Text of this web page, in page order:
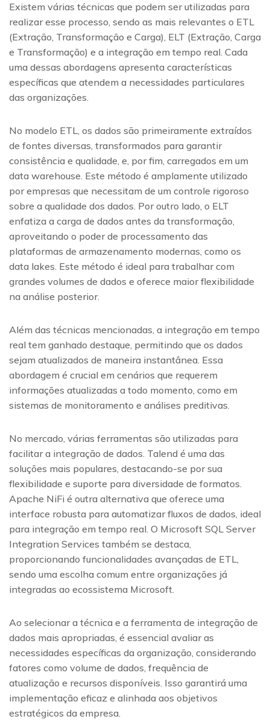
Existem várias técnicas que podem ser utilizadas para
realizar esse processo, sendo as mais relevantes o ETL
(Extração, Transformação e Carga), ELT (Extração, Carga
e Transformação) e a integração em tempo real. Cada
uma dessas abordagens apresenta características
específicas que atendem a necessidades particulares
das organizações.
No modelo ETL, os dados são primeiramente extraídos
de fontes diversas, transformados para garantir
consistência e qualidade, e, por fim, carregados em um
data warehouse. Este método é amplamente utilizado
por empresas que necessitam de um controle rigoroso
sobre a qualidade dos dados. Por outro lado, o ELT
enfatiza a carga de dados antes da transformação,
aproveitando o poder de processamento das
plataformas de armazenamento modernas, como os
data lakes. Este método é ideal para trabalhar com
grandes volumes de dados e oferece maior flexibilidade
na análise posterior.
Além das técnicas mencionadas, a integração em tempo
real tem ganhado destaque, permitindo que os dados
sejam atualizados de maneira instantânea. Essa
abordagem é crucial em cenários que requerem
informações atualizadas a todo momento, como em
sistemas de monitoramento e análises preditivas.
No mercado, várias ferramentas são utilizadas para
facilitar a integração de dados. Talend é uma das
soluções mais populares, destacando-se por sua
flexibilidade e suporte para diversidade de formatos.
Apache NiFi é outra alternativa que oferece uma
interface robusta para automatizar fluxos de dados, ideal
para integração em tempo real. O Microsoft SQL Server
Integration Services também se destaca,
proporcionando funcionalidades avançadas de ETL,
sendo uma escolha comum entre organizações já
integradas ao ecossistema Microsoft.
Ao selecionar a técnica e a ferramenta de integração de
dados mais apropriadas, é essencial avaliar as
necessidades específicas da organização, considerando
fatores como volume de dados, frequência de
atualização e recursos disponíveis. Isso garantirá uma
implementação eficaz e alinhada aos objetivos
estratégicos da empresa.